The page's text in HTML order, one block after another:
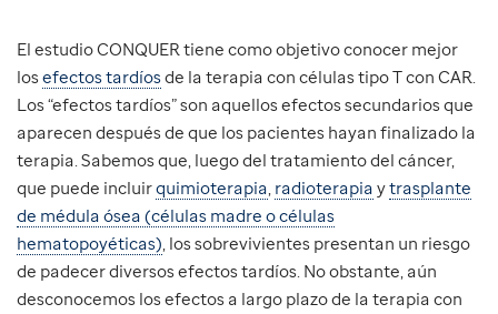
El estudio CONQUER tiene como objetivo conocer mejor
losefectos tardíosde la terapia con células tipo T con CAR.
Los “efectos tardíos” son aquellos efectos secundarios que
aparecen después de que los pacientes hayan finalizado la
terapia. Sabemos que, luego del tratamiento del cáncer,
que puede incluirquimioterapia, radioterapia ytrasplante
de médula ósea (células madre o células
hematopoyéticas), los sobrevivientes presentan un riesgo
de padecer diversos efectos tardíos. No obstante, aún
desconocemos los efectos a largo plazo de la terapia con